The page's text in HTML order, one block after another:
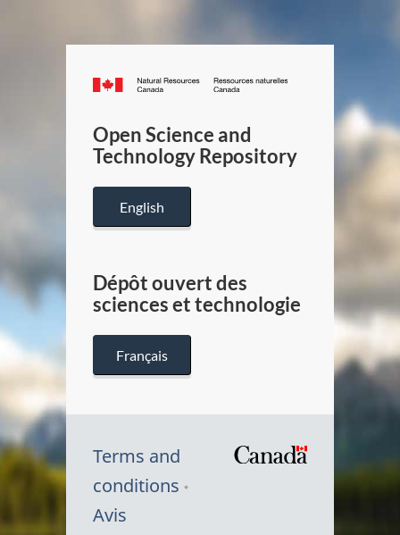
Canada.ca
/
Canada
Open Science and
Technology Repository
English
Dépôt ouvert des
sciences et technologie
Français
Terms and
conditions
Avis
Symbole